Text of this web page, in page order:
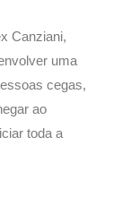
Canziani,
uma
cegas,
ao
toda a